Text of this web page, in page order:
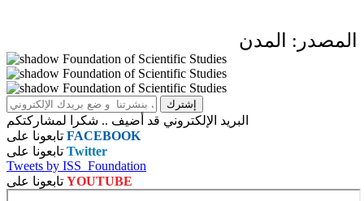
المصدر: المدن
البريد الإلكتروني قد أضيف .. شكرا لمشاركتكم
FACEBOOK
Twitter
Tweets by ISS_Foundation
YOUTUBE